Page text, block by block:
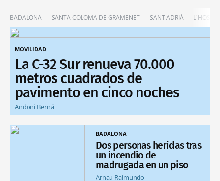
BADALONA SANTA COLOMA DE GRAMENET SANT ADRIÀ
MOVILIDAD
La C-32 Sur renueva 70.000
metros cuadrados de
pavimento en cinco noches
Andoni Berná
BADALONA
Dos personas heridas tras
un incendio de
madrugada en un piso
Arnau Raimundo